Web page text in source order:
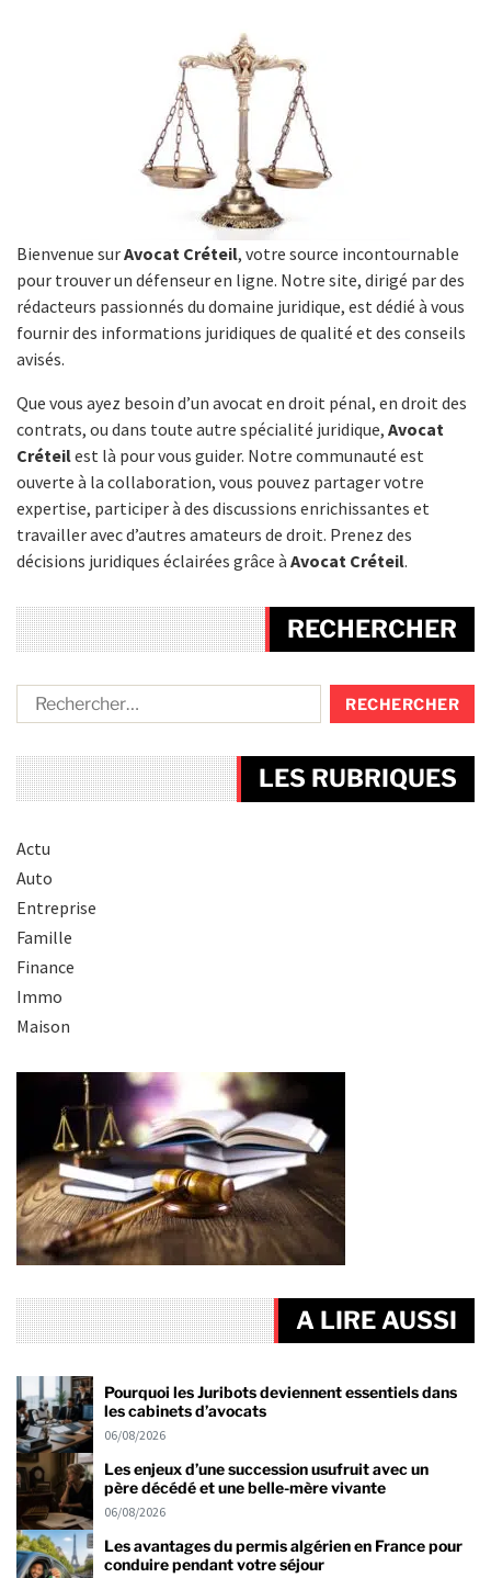
Bienvenue surAvocat Créteil, votre source incontournable
pour trouver un défenseur en ligne. Notre site, dirigé par des
rédacteurs passionnés du domaine juridique, est dédié à vous
fournir des informations juridiques de qualité et des conseils
avisés.
Que vous ayez besoin d’un avocat en droit pénal, en droit des
contrats, ou dans toute autre spécialité juridique, Avocat
Créteilest là pour vous guider. Notre communauté est
ouverte à la collaboration, vous pouvez partager votre
expertise, participer à des discussions enrichissantes et
travailler avec d’autres amateurs de droit. Prenez des
décisions juridiques éclairées grâce à Avocat Créteil.
RECHERCHER
LES RUBRIQUES
Actu
Auto
Entreprise
Famille
Finance
Immo
Maison
A LIRE AUSSI
Pourquoi les Juribots deviennent essentiels dans
les cabinets d’avocats
06/08/2026
Les enjeux d’une succession usufruit avec un
père décédé et une belle-mère vivante
06/08/2026
Les avantages du permis algérien en France pour
conduire pendant votre séjour